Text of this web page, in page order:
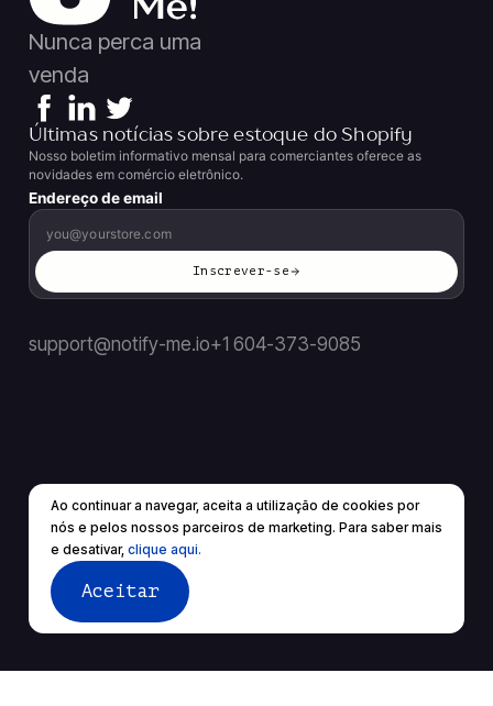
Ao continuar a navegar, aceita a utilização de cookies por
nós e pelos nossos parceiros de marketing. Para saber mais
e desativar, clique aqui.
Aceitar
Nunca perca uma
venda
Últimas notícias sobre estoque do Shopify
Nosso boletim informativo mensal para comerciantes oferece as
novidades em comércio eletrônico.
Endereço de email
Inscrever-se
support@notify-me.io+1 604-373-9085
PT ▼
© 2026 Todos os direitos reservados.
Termos de Serviço